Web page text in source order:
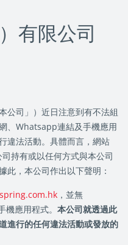
有限公司
公司」）近日注意到有不法組
、Whatsapp連結及手機應用
違法活動。具體而言，網站
持有或以任何方式與本公司
此，本公司作出以下聲明：
，並無
應用程式。 本公司就透過此
進行的任何違法活動或發放的